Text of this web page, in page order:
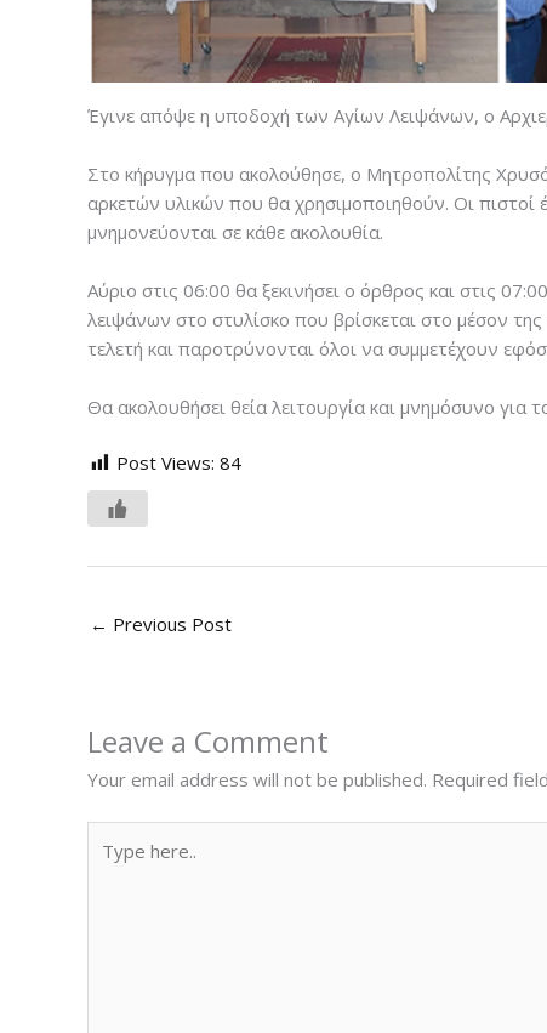
Έγινε απόψε η υποδοχή των Αγίων Λειψάνων, ο
Στο κήρυγμα που ακολούθησε, ο Μητροπολίτης
αρκετών υλικών που θα χρησιμοποιηθούν. Οι
μνημονεύονται σε κάθε ακολουθία.
Αύριο στις 06:00 θα ξεκινήσει ο όρθρος και στις
λειψάνων στο στυλίσκο που βρίσκεται στο μέσον
τελετή και παροτρύνονται όλοι να συμμετέχουν
Θα ακολουθήσει θεία λειτουργία και μνημόσυνο για
Post Views: 84
← Previous Post
Leave a Comment
Your email address will not be published. Required
here..